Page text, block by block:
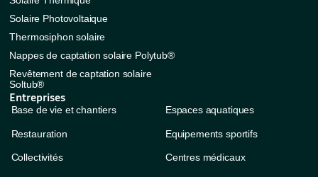
Entreprises
Base de vie et chantiers Espaces aquatiques
Restauration Equipements sportifs
Collectivités Centres médicaux
Solaire Photovoltaique
Thermosiphon solaire
Nappes de captation solaire Polytub®
Revêtement de captation solaire
Soltub®